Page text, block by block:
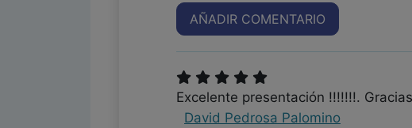
AÑADIR COMENTARIO
Excelente presentación !!!!!!!.
David Pedrosa Palomino